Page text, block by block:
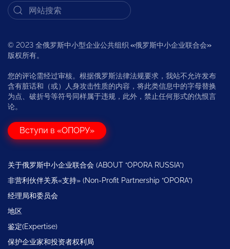
© 2023 全俄罗斯中小型企业公共组织 «俄罗斯中小企业联合会»
版权所有。
您的评论需经过审核。根据俄罗斯法律法规要求，我站不允许发布
含有脏话和（或）人身攻击性质的内容，将此类信息中的字母替换
为点、破折号等符号同样属于违规，此外，禁止任何形式的仇恨言
论。
Вступи в «ОПОРУ»
关于俄罗斯中小企业联合会 (ABOUT “OPORA RUSSIA”)
非营利伙伴关系«支持» (Non-Profit Partnership “OPORA”)
经理局和委员会
地区
鉴定(Expertise)
保护企业家和投资者权利局